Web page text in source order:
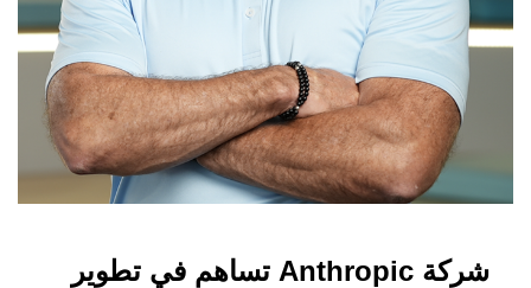
شركة Anthropic تساهم في تطوير